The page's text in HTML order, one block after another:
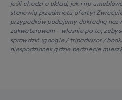
jeśli chodzi o układ, jak i np
stanowią przedmiotu oferty!
przypadków podajemy dokładną
zakwaterowani - własnie po to,
sprawdzić (google / tripadvisor /
niespodzianek gdzie będziecie